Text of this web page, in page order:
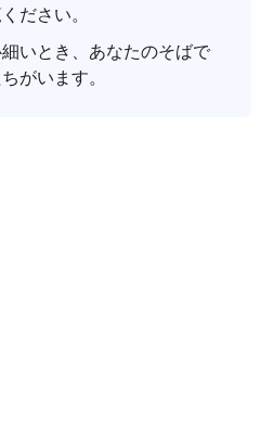
ださい。
いとき、あなたのそばで
がいます。